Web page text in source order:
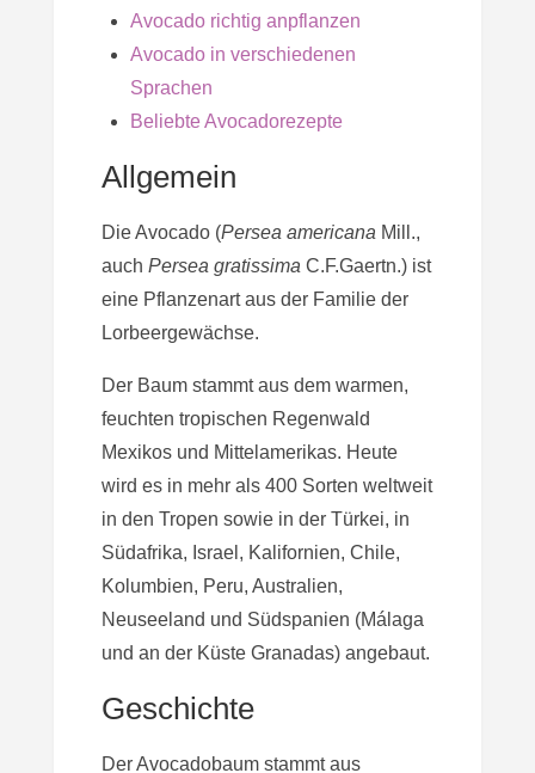
Avocado richtig anpflanzen
Avocado in verschiedenen
Sprachen
Beliebte Avocadorezepte
Allgemein
Die Avocado (Persea americana Mill.,
auch Persea gratissima C.F.Gaertn.) ist
eine Pflanzenart aus der Familie der
Lorbeergewächse.
Der Baum stammt aus dem warmen,
feuchten tropischen Regenwald
Mexikos und Mittelamerikas. Heute
wird es in mehr als 400 Sorten weltweit
in den Tropen sowie in der Türkei, in
Südafrika, Israel, Kalifornien, Chile,
Kolumbien, Peru, Australien,
Neuseeland und Südspanien (Málaga
und an der Küste Granadas) angebaut.
Geschichte
Der Avocadobaum stammt aus